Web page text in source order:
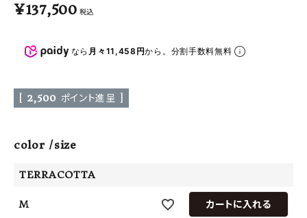
¥137,500 税込
なら 月々11,458円から。分割手数料無料
[ 2,500 ポイント進呈 ]
color size
TERRACOTTA
M カートに入れる